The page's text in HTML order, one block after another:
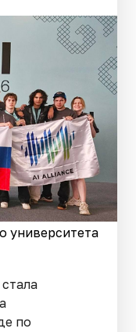
университета
по